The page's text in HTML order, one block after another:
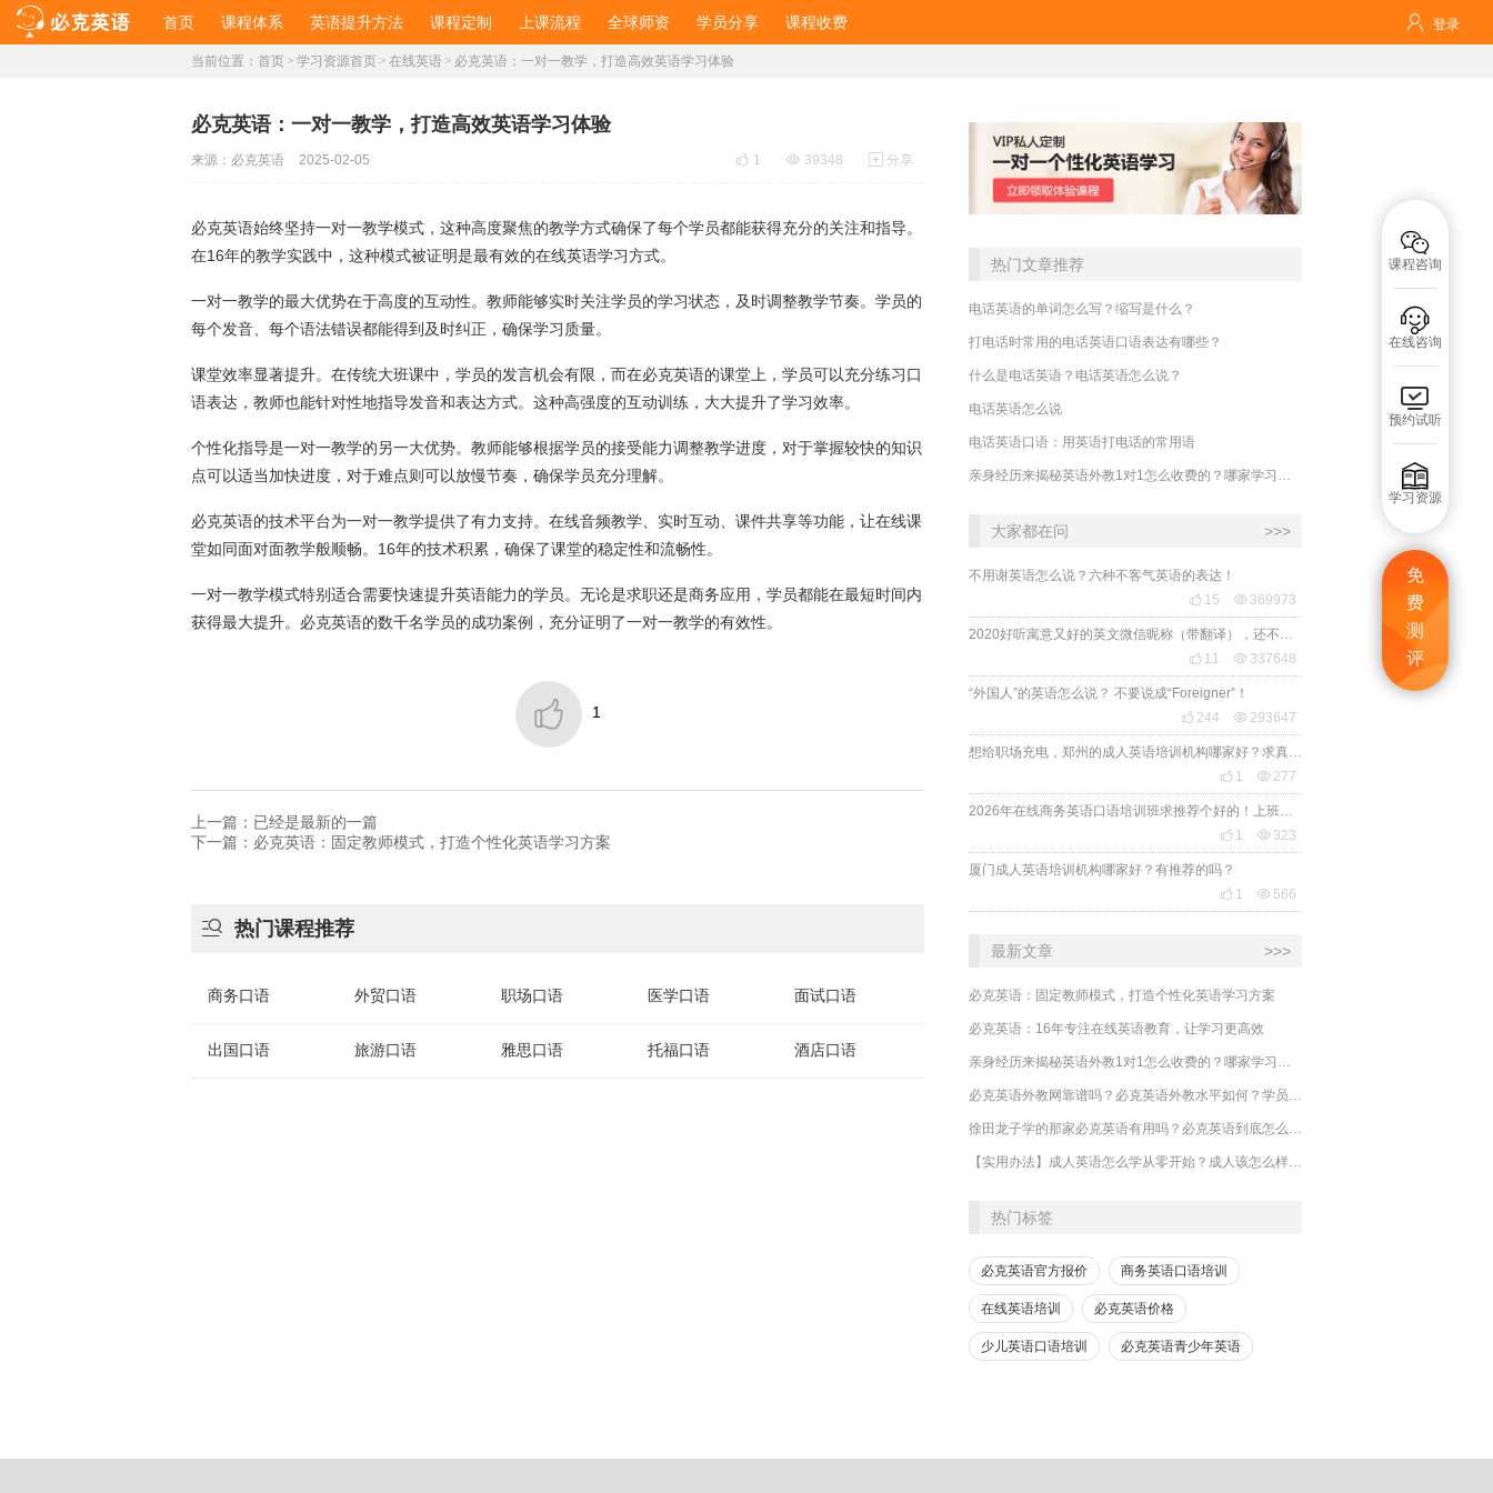
首页 课程体系 英语提升方法 课程定制 上课流程 全球师资 学员分享 课程收费  登录

课程咨询

在线咨询

预约试听

学习资源
免
费
测
评
当前位置： 首页 > 学习资源首页 > 在线英语 > 必克英语：一对一教学，打造高效英语学习体验
必克英语：一对一教学，打造高效英语学习体验
 1  39348  分享
来源： 必克英语 2025-02-05
必克英语始终坚持一对一教学模式，这种高度聚焦的教学方式确保了每个学员都能获得充分的关注和指导。
在16年的教学实践中，这种模式被证明是最有效的在线英语学习方式。
一对一教学的最大优势在于高度的互动性。教师能够实时关注学员的学习状态，及时调整教学节奏。学员的
每个发音、每个语法错误都能得到及时纠正，确保学习质量。
课堂效率显著提升。在传统大班课中，学员的发言机会有限，而在必克英语的课堂上，学员可以充分练习口
语表达，教师也能针对性地指导发音和表达方式。这种高强度的互动训练，大大提升了学习效率。
个性化指导是一对一教学的另一大优势。教师能够根据学员的接受能力调整教学进度，对于掌握较快的知识
点可以适当加快进度，对于难点则可以放慢节奏，确保学员充分理解。
必克英语的技术平台为一对一教学提供了有力支持。在线音频教学、实时互动、课件共享等功能，让在线课
堂如同面对面教学般顺畅。16年的技术积累，确保了课堂的稳定性和流畅性。
一对一教学模式特别适合需要快速提升英语能力的学员。无论是求职还是商务应用，学员都能在最短时间内
获得最大提升。必克英语的数千名学员的成功案例，充分证明了一对一教学的有效性。
 1
上一篇：已经是最新的一篇
下一篇：必克英语：固定教师模式，打造个性化英语学习方案
 热门课程推荐
商务口语 外贸口语 职场口语 医学口语 面试口语
出国口语 旅游口语 雅思口语 托福口语 酒店口语
热门文章推荐
电话英语的单词怎么写？缩写是什么？
打电话时常用的电话英语口语表达有哪些？
什么是电话英语？电话英语怎么说？
电话英语怎么说
电话英语口语：用英语打电话的常用语
大家都在问 >>>
不用谢英语怎么说？六种不客气英语的表达！
 15  369973
 11  337648
“外国人”的英语怎么说？ 不要说成“Foreigner”！
 244  293647
 1  277
 1  323
厦门成人英语培训机构哪家好？有推荐的吗？
 1  566
最新文章 >>>
必克英语：固定教师模式，打造个性化英语学习方案
必克英语：16年专注在线英语教育，让学习更高效
热门标签
必克英语官方报价 商务英语口语培训
在线英语培训 必克英语价格
少儿英语口语培训 必克英语青少年英语